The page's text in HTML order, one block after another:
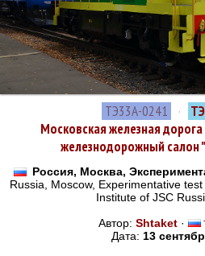
ТЭ33А-0241 ·
Московская железная дорога
железнодорожный салон
Россия, Москва,
Russia, Moscow, Experimentative
Institute of JSC
Автор: Shtaket·
Дата: 13